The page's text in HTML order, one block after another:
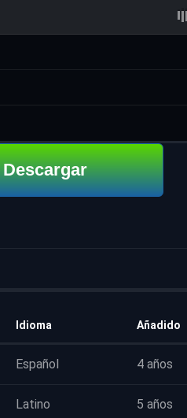
Descargar
Idioma Añadido
Español 4 años
Latino 5 años